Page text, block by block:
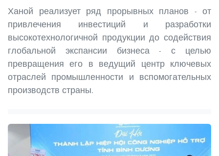
Ханой реализует ряд прорывных планов - от
привлечения инвестиций и разработки
высокотехнологичной продукции до содействия
глобальной экспансии бизнеса - с целью
превращения его в ведущий центр ключевых
отраслей промышленности и вспомогательных
производств страны.